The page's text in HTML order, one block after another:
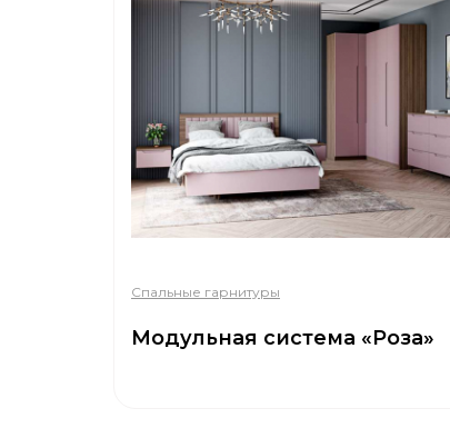
Спальные гарнитуры
Модульная система «Роза»